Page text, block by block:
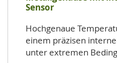
Sensor
Hochgenaue
einem präzisen
unter extremen